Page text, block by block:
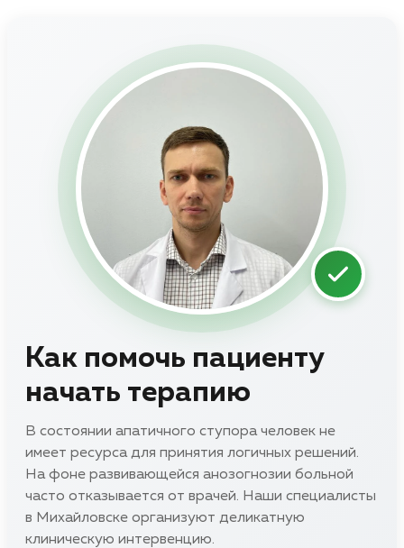
Как помочь пациенту
начать терапию
В состоянии апатичного ступора человек не
имеет ресурса для принятия логичных решений.
На фоне развивающейся анозогнозии больной
часто отказывается от врачей. Наши специалисты
в Михайловске организуют деликатную
клиническую интервенцию.